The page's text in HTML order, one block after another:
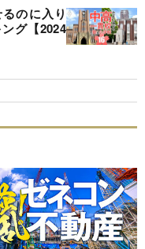
のに入り
グ【2024